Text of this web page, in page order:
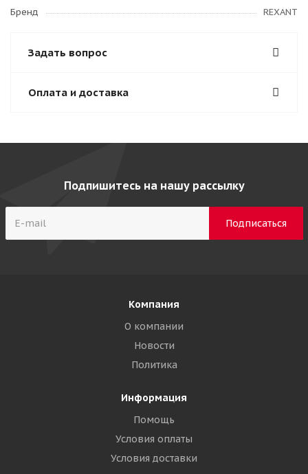
Бренд REXANT
Задать вопрос
Оплата и доставка
Подпишитесь на нашу рассылку
Компания
О компании
Новости
Политика
Информация
Помощь
Условия оплаты
Условия доставки